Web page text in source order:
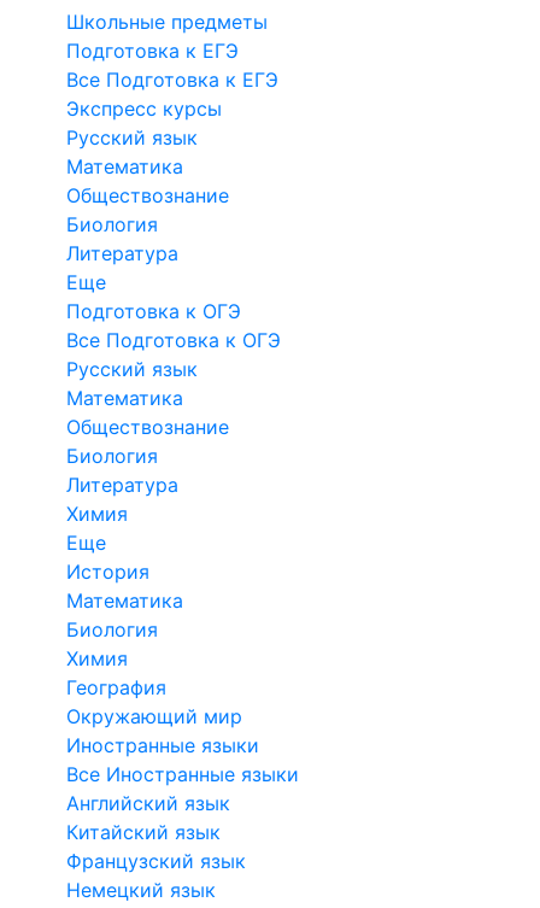
Школьные предметы
Подготовка к ЕГЭ
Все Подготовка к ЕГЭ
Экспресс курсы
Русский язык
Математика
Обществознание
Биология
Литература
Еще
Подготовка к ОГЭ
Все Подготовка к ОГЭ
Русский язык
Математика
Обществознание
Биология
Литература
Химия
Еще
История
Математика
Биология
Химия
География
Окружающий мир
Иностранные языки
Все Иностранные языки
Английский язык
Китайский язык
Французский язык
Немецкий язык